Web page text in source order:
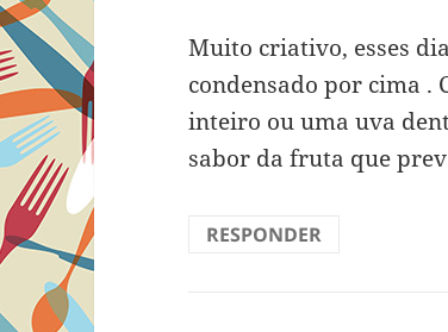
Muito criativo, esses
condensado por cima .
inteiro ou uma uva
sabor da fruta que
RESPONDER